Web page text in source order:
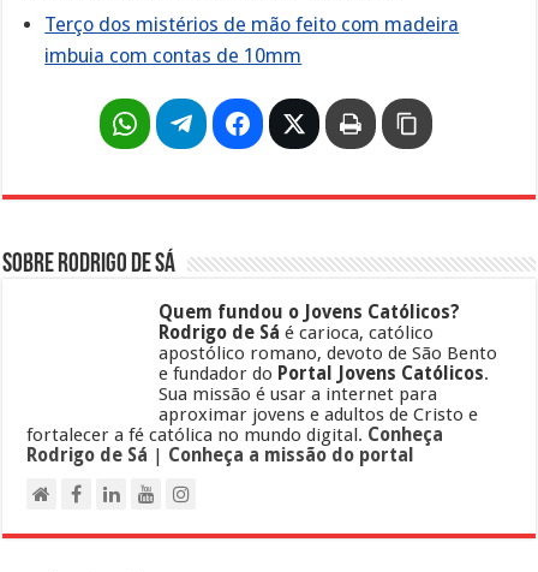
Terço dos mistérios de mão feito com madeira
imbuia com contas de 10mm
Sobre Rodrigo de Sá
Quem fundou o Jovens Católicos?
Rodrigo de Sá é carioca, católico
apostólico romano, devoto de São Bento
e fundador do Portal Jovens Católicos.
Sua missão é usar a internet para
aproximar jovens e adultos de Cristo e
fortalecer a fé católica no mundo digital. Conheça
Rodrigo de Sá | Conheça a missão do portal